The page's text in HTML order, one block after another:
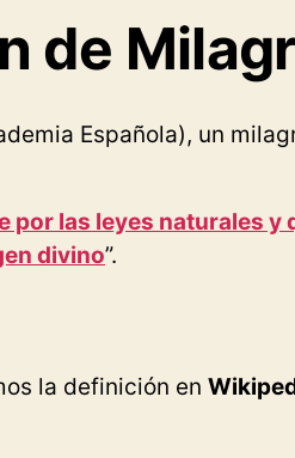
de
Española), un
por las leyes naturales
divino”.
la definición en